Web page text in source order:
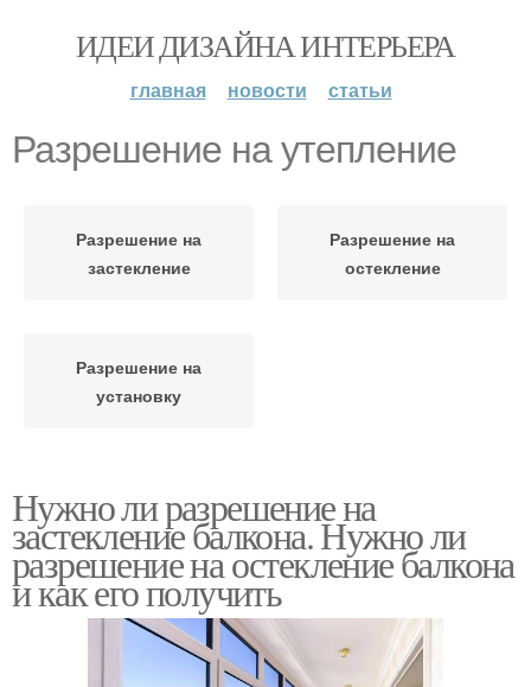
ИДЕИ ДИЗАЙНА ИНТЕРЬЕРА
главная новости статьи
Разрешение на утепление
Разрешение на
застекление
Разрешение на
остекление
Разрешение на
установку
Нужно ли разрешение на
застекление балкона. Нужно ли
разрешение на остекление балкона
и как его получить